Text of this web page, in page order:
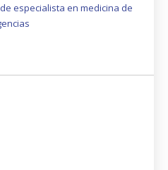
especialista en medicina de